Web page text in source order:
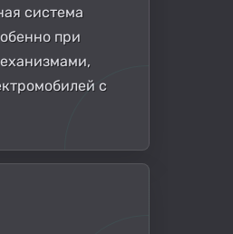
система
при
с